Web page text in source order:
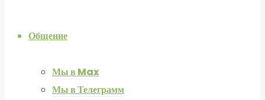
Общение
Мы в Max
Мы в Телеграмм